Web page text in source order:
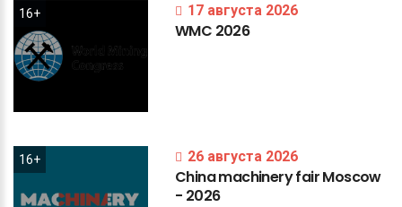
16+ 17 августа 2026
WMC 2026
16+ 26 августа 2026
ChinamachineryfairMoscow
- 2026